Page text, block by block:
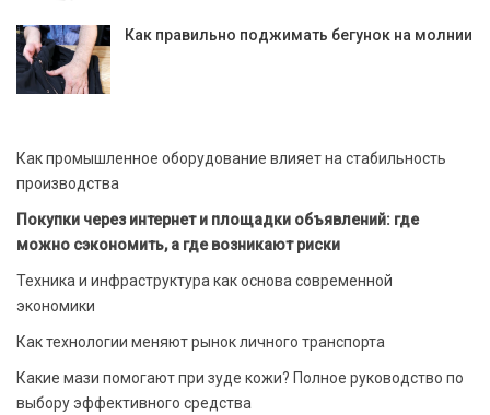
Как правильно поджимать бегунок на молнии
Как промышленное оборудование влияет на стабильность
производства
Покупки через интернет и площадки объявлений: где
можно сэкономить, а где возникают риски
Техника и инфраструктура как основа современной
экономики
Как технологии меняют рынок личного транспорта
Какие мази помогают при зуде кожи? Полное руководство по
выбору эффективного средства